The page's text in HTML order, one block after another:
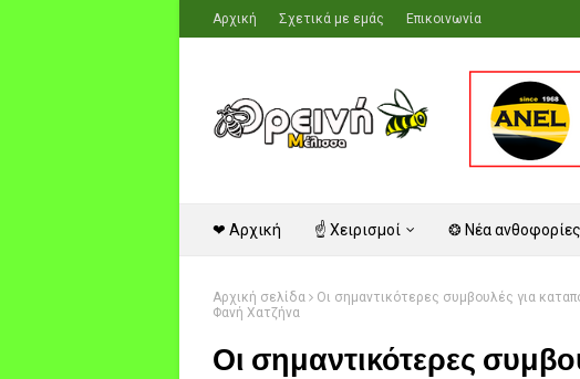
Αρχική Σχετικά με εμάς Επικοινωνία
❤ Αρχική ☝ Χειρισμοί ❂ Νέα ανθοφορίες
Αρχική σελίδα
Οι σημαντικότερες συμβουλές για
Φανή Χατζήνα
Οι σημαντικότερες